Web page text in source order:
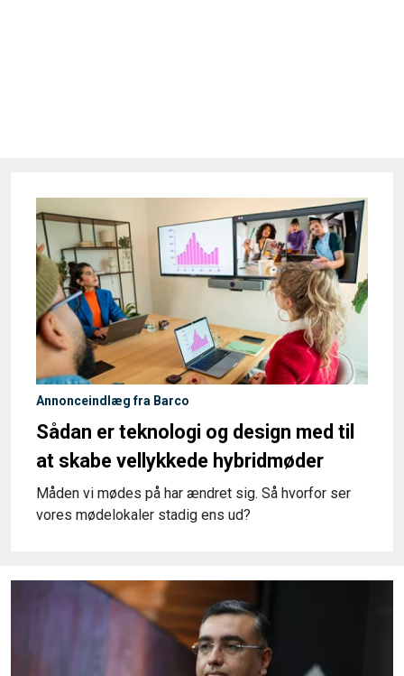
Annonceindlæg fra Barco
Sådan er teknologi og design med til
at skabe vellykkede hybridmøder
Måden vi mødes på har ændret sig. Så hvorfor ser
vores mødelokaler stadig ens ud?